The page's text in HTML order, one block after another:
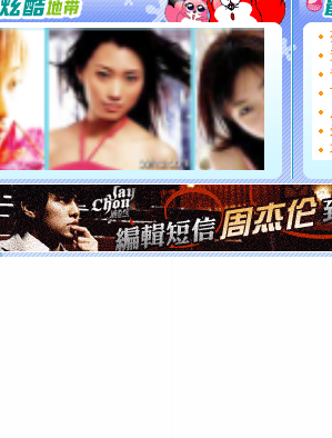
你太多，
要平安
[圣诞节]
能正大
都要快乐
[圣诞节]
如意,快
[元旦]看
断电。爱
你是我专
[元旦]如